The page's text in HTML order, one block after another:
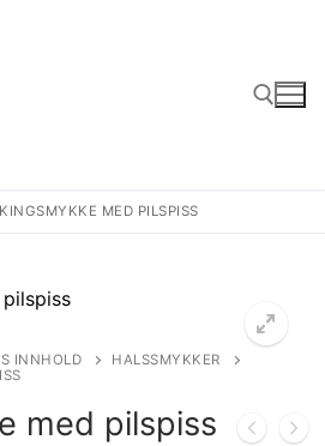
MED PILSPISS
INNHOLD
HALSSMYKKER
med pilspiss